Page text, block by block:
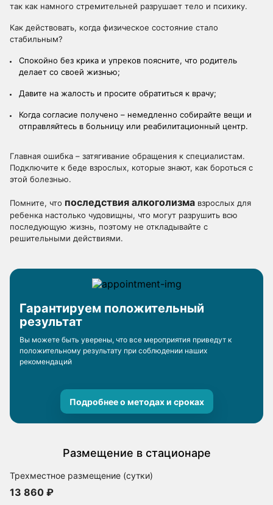
так как намного стремительней разрушает тело и психику.
Как действовать, когда физическое состояние стало
стабильным?
Спокойно без крика и упреков поясните, что родитель
делает со своей жизнью;
Давите на жалость и просите обратиться к врачу;
Когда согласие получено – немедленно собирайте вещи и
отправляйтесь в больницу или реабилитационный центр.
Главная ошибка – затягивание обращения к специалистам.
Подключите к беде взрослых, которые знают, как бороться с
этой болезнью.
Помните, что последствия алкоголизма взрослых для
ребенка настолько чудовищны, что могут разрушить всю
последующую жизнь, поэтому не откладывайте с
решительными действиями.
Гарантируем положительный
результат
Вы можете быть уверены, что все мероприятия приведут к
положительному результату при соблюдении наших
рекомендаций
Подробнее о методах и сроках
Размещение в стационаре
Трехместное размещение (сутки)
13 860 ₽